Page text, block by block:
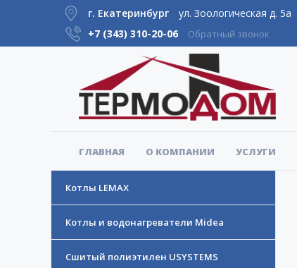
г. Екатеринбург
ул. Зоологическая д. 5а
+7 (343) 310-20-06 Обратный звонок
ГЛАВНАЯ О КОМПАНИИ УСЛУГИ
Котлы LEMAX
Котлы и водонагреватели Midea
Сшитый полиэтилен USYSTEMS